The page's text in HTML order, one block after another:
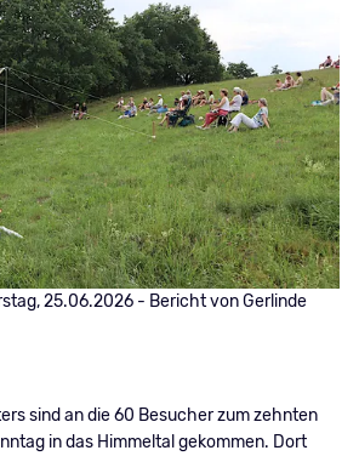
25.06.2026 - Bericht von Gerlinde
sind an die 60 Besucher zum zehnten
in das Himmeltal gekommen. Dort